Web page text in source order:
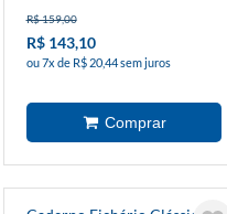
R$ 159,00
R$ 143,10
ou 7x de R$ 20,44 sem juros